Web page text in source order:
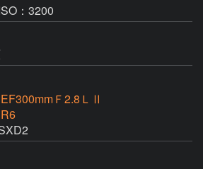
：3200
EF300mmＦ2.8ＬⅡ
R6